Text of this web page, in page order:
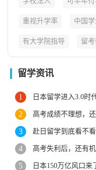
重视升学率 中国
有大学院指导 留
留学资讯
日本留学进入3.0时
高考成绩不理想，还
赴日留学到底看不看
高考失利后，还有机
日本150万亿风口来